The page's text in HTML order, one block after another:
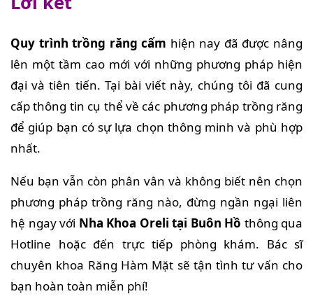
Quy trình trồng răng cấm hiện nay đã được nâng
lên một tầm cao mới với những phương pháp hiện
đại và tiên tiến. Tại bài viết này, chúng tôi đã cung
cấp thông tin cụ thể về các phương pháp trồng răng
để giúp bạn có sự lựa chọn thông minh và phù hợp
nhất.
Nếu bạn vẫn còn phân vân và không biết nên chọn
phương pháp trồng răng nào, đừng ngần ngại liên
hệ ngay với Nha Khoa Oreli tại Buôn Hồ thông qua
Hotline hoặc đến trực tiếp phòng khám. Bác sĩ
chuyên khoa Răng Hàm Mặt sẽ tận tình tư vấn cho
bạn hoàn toàn miễn phí!